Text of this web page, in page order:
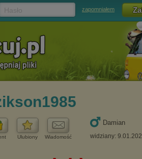
zapomniałem
Ulubiony Wiadomość
Damian
widziany: